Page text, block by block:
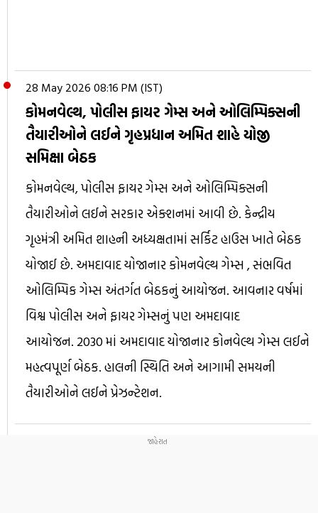
28 May 2026 08:16 PM (IST)
કોમનવેલ્થ, પોલીસ ફાયર ગેમ્સ અને ઓલિમ્પિક્સની
તૈયારીઓને લઈને ગૃહપ્રધાન અમિત શાહે યોજી
સમિક્ષા બેઠક
કોમનવેલ્થ, પોલીસ ફાયર ગેમ્સ અને ઓલિમ્પિક્સની
તૈયારીઓને લઈને સરકાર એક્શનમાં આવી છે. કેન્દ્રીય
ગૃહમંત્રી અમિત શાહની અધ્યક્ષતામાં સર્કિટ હાઉસ ખાતે બેઠક
યોજાઈ છે. અમદાવાદ યોજાનાર કોમનવેલ્થ ગેમ્સ , સંભવિત
ઓલિમ્પિક ગેમ્સ અંતર્ગત બેઠકનું આયોજન. આવનાર વર્ષમાં
વિશ્વ પોલીસ અને ફાયર ગેમ્સનું પણ અમદાવાદ
આયોજન. 2030 માં અમદાવાદ યોજાનાર કોનવેલ્થ ગેમ્સ લઈને
મહત્વપૂર્ણ બેઠક. હાલની સ્થિતિ અને આગામી સમયની
તૈયારીઓને લઈને પ્રેઝન્ટેશન.